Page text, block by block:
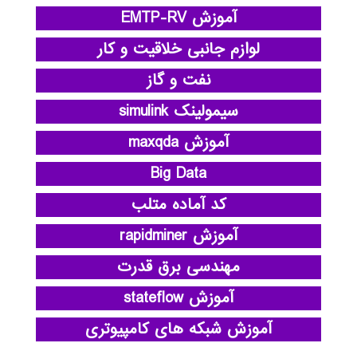
آموزش EMTP-RV
لوازم جانبی خلاقیت و کار
نفت و گاز
سیمولینک simulink
آموزش maxqda
Big Data
کد آماده متلب
آموزش rapidminer
مهندسی برق قدرت
آموزش stateflow
آموزش شبکه های کامپیوتری